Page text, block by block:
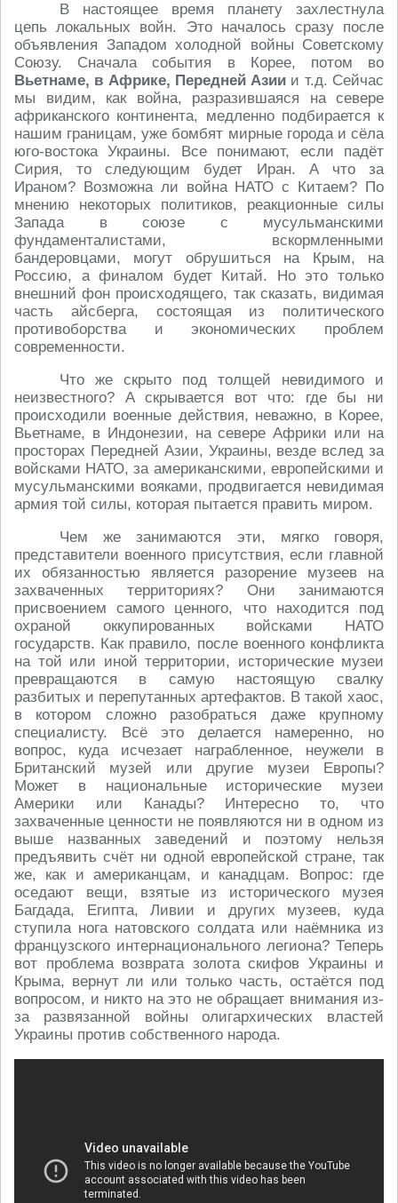
В настоящее время планету захлестнула
цепь локальных войн. Это началось сразу после
объявления Западом холодной войны Советскому
Союзу. Сначала события в Корее, потом во
Вьетнаме, в Африке, Передней Азии и т.д. Сейчас
мы видим, как война, разразившаяся на севере
африканского континента, медленно подбирается к
нашим границам, уже бомбят мирные города и сёла
юго-востока Украины. Все понимают, если падёт
Сирия, то следующим будет Иран. А что за
Ираном? Возможна ли война НАТО с Китаем? По
мнению некоторых политиков, реакционные силы
Запада в союзе с мусульманскими
фундаменталистами, вскормленными
бандеровцами, могут обрушиться на Крым, на
Россию, а финалом будет Китай. Но это только
внешний фон происходящего, так сказать, видимая
часть айсберга, состоящая из политического
противоборства и экономических проблем
современности.
Что же скрыто под толщей невидимого и
неизвестного? А скрывается вот что: где бы ни
происходили военные действия, неважно, в Корее,
Вьетнаме, в Индонезии, на севере Африки или на
просторах Передней Азии, Украины, везде вслед за
войсками НАТО, за американскими, европейскими и
мусульманскими вояками, продвигается невидимая
армия той силы, которая пытается править миром.
Чем же занимаются эти, мягко говоря,
представители военного присутствия, если главной
их обязанностью является разорение музеев на
захваченных территориях? Они занимаются
присвоением самого ценного, что находится под
охраной оккупированных войсками НАТО
государств. Как правило, после военного конфликта
на той или иной территории, исторические музеи
превращаются в самую настоящую свалку
разбитых и перепутанных артефактов. В такой хаос,
в котором сложно разобраться даже крупному
специалисту. Всё это делается намеренно, но
вопрос, куда исчезает награбленное, неужели в
Британский музей или другие музеи Европы?
Может в национальные исторические музеи
Америки или Канады? Интересно то, что
захваченные ценности не появляются ни в одном из
выше названных заведений и поэтому нельзя
предъявить счёт ни одной европейской стране, так
же, как и американцам, и канадцам. Вопрос: где
оседают вещи, взятые из исторического музея
Багдада, Египта, Ливии и других музеев, куда
ступила нога натовского солдата или наёмника из
французского интернационального легиона? Теперь
вот проблема возврата золота скифов Украины и
Крыма, вернут ли или только часть, остаётся под
вопросом, и никто на это не обращает внимания из-
за развязанной войны олигархических властей
Украины против собственного народа.